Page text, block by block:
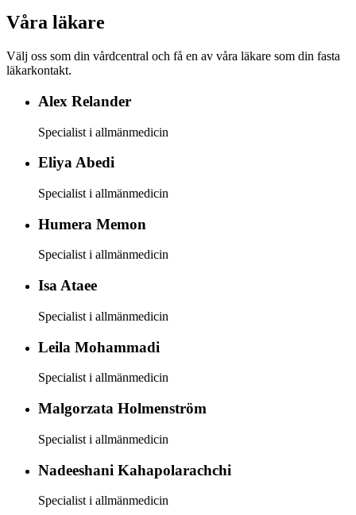
Våra läkare
Välj oss som din vårdcentral och få en av våra läkare som din fasta
läkarkontakt.
Alex Relander
Specialist i allmänmedicin
EliyaAbedi
Specialist i allmänmedicin
Humera Memon
Specialist i allmänmedicin
Isa Ataee
Specialist i allmänmedicin
Leila Mohammadi
Specialist i allmänmedicin
Malgorzata Holmenström
Specialist i allmänmedicin
Nadeeshani Kahapolarachchi
Specialist i allmänmedicin